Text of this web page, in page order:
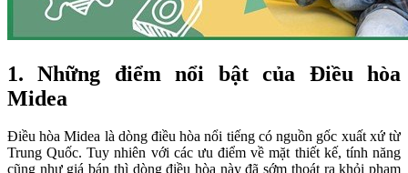
1. Những điểm nổi bật của Điều hòa
Midea
Điều hòa Midea là dòng điều hòa nổi tiếng có nguồn gốc xuất xứ từ
Trung Quốc. Tuy nhiên với các ưu điểm về mặt thiết kế, tính năng
cũng như giá bán thì dòng điều hòa này đã sớm thoát ra khỏi phạm